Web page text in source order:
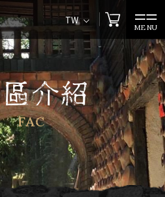
TW
MENU
介紹
FAC